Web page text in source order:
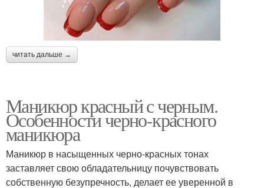
читать дальше →
Маникюр красный с черным.
Особенности черно-красного
маникюра
Маникюр в насыщенных черно-красных тонах
заставляет свою обладательницу почувствовать
собственную безупречность, делает ее уверенной в